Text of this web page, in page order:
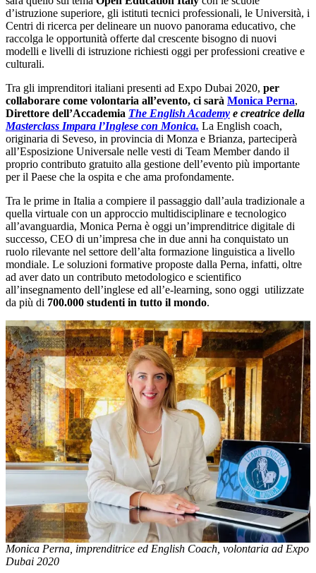
d’istruzione superiore, gli istituti tecnici professionali, le Università, i
Centri di ricerca per delineare un nuovo panorama educativo, che
raccolga le opportunità offerte dal crescente bisogno di nuovi
modelli e livelli di istruzione richiesti oggi per professioni creative e
culturali.
Tra gli imprenditori italiani presenti ad Expo Dubai 2020, per
collaborare come volontaria all’evento, ci sarà Monica Perna,
Direttore dell’Accademia The English Academy e creatrice della
Masterclass Impara l’Inglese con Monica. La English coach,
originaria di Seveso, in provincia di Monza e Brianza, parteciperà
all’Esposizione Universale nelle vesti di Team Member dando il
proprio contributo gratuito alla gestione dell’evento più importante
per il Paese che la ospita e che ama profondamente.
Tra le prime in Italia a compiere il passaggio dall’aula tradizionale a
quella virtuale con un approccio multidisciplinare e tecnologico
all’avanguardia, Monica Perna è oggi un’imprenditrice digitale di
successo, CEO di un’impresa che in due anni ha conquistato un
ruolo rilevante nel settore dell’alta formazione linguistica a livello
mondiale. Le soluzioni formative proposte dalla Perna, infatti, oltre
ad aver dato un contributo metodologico e scientifico
all’insegnamento dell’inglese ed all’e-learning, sono oggi utilizzate
da più di 700.000 studenti in tutto il mondo.
Monica Perna, imprenditrice ed English Coach, volontaria ad Expo
Dubai 2020